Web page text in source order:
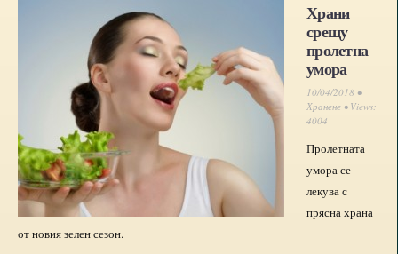
Храни
срещу
пролетна
умора
10/04/2018 •
Хранене • Views:
4004
Пролетната
умора се
лекува с
прясна храна
от новия зелен сезон.